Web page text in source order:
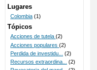
Lugares
Colombia (1)
Tópicos
Acciones de tutela (2)
Acciones populares (2)
Perdida de investidu...
(2)
Recursos extraordina...
(2)